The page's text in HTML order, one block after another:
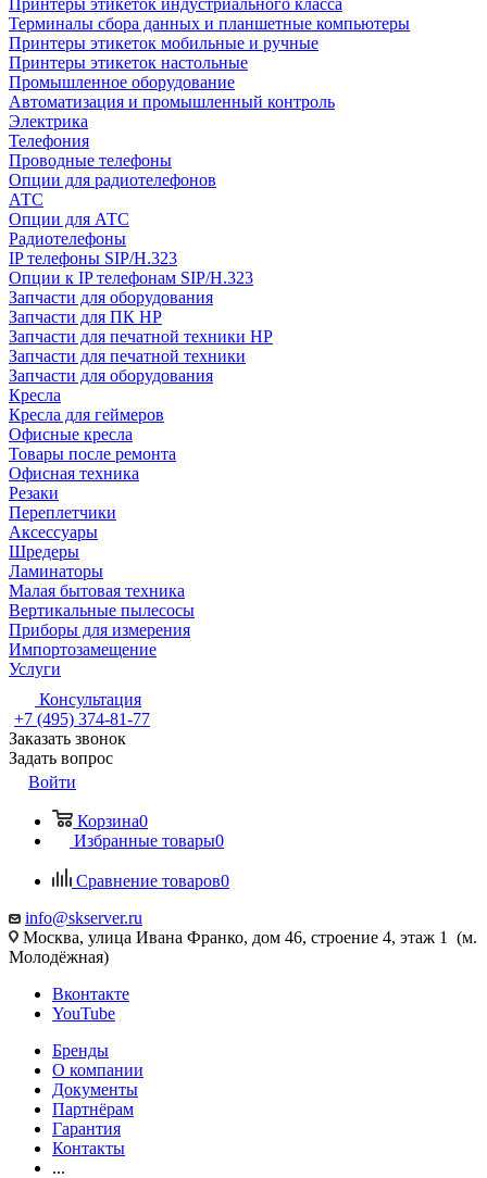
Принтеры этикеток индустриального класса
Терминалы сбора данных и планшетные компьютеры
Принтеры этикеток мобильные и ручные
Принтеры этикеток настольные
Промышленное оборудование
Автоматизация и промышленный контроль
Электрика
Телефония
Проводные телефоны
Опции для радиотелефонов
АТС
Опции для АТС
Радиотелефоны
IP телефоны SIP/H.323
Опции к IP телефонам SIP/H.323
Запчасти для оборудования
Запчасти для ПК HP
Запчасти для печатной техники HP
Запчасти для печатной техники
Запчасти для оборудования
Кресла
Кресла для геймеров
Офисные кресла
Товары после ремонта
Офисная техника
Резаки
Переплетчики
Аксессуары
Шредеры
Ламинаторы
Малая бытовая техника
Вертикальные пылесосы
Приборы для измерения
Импортозамещение
Услуги
Консультация
+7 (495) 374-81-77
Заказать звонок
Задать вопрос
Войти
Корзина0
Избранные товары0
Сравнение товаров0
info@skserver.ru
Москва, улица Ивана Франко, дом 46, строение 4, этаж 1 (м.
Молодёжная)
Вконтакте
YouTube
Бренды
О компании
Документы
Партнёрам
Гарантия
Контакты
...